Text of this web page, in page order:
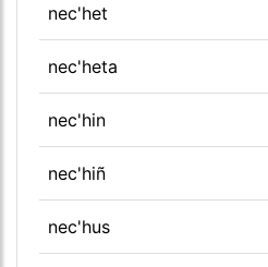
nec'het
nec'heta
nec'hin
nec'hiñ
nec'hus